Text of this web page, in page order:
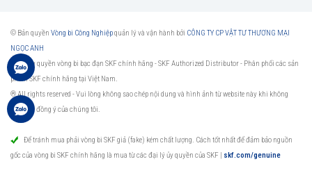
© Bản quyền Vòng bi Công Nghiệpquản lý và vận hành bởi CÔNG TY CP VẬT TƯ THƯƠNG MẠI
NGỌC ANH
Đại lý ủy quyền vòng bi bạc đạn SKF chính hãng -SKF Authorized Distributor- Phân phối các sản
phẩm SKF chính hãng tại Việt Nam.
® All rights reserved - Vui lòng không sao chép nội dung và hình ảnh từ website này khi không
được sự đồng ý của chúng tôi.
Để tránh mua phải vòng bi SKF giả (fake) kém chất lượng. Cách tốt nhất để đảm bảo nguồn
gốc của vòng bi SKF chính hãng là mua từ các đại lý ủy quyền của SKF | skf.com/genuine